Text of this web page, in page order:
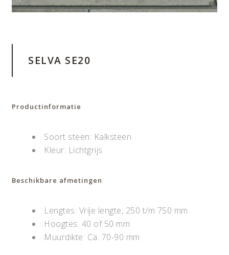
SELVA SE20
Productinformatie
Soort steen: Kalksteen
Kleur: Lichtgrijs
Beschikbare afmetingen
Lengtes: Vrije lengte, 250 t/m 750 mm
Hoogtes: 40 of 50 mm
Muurdikte: Ca. 70-90 mm